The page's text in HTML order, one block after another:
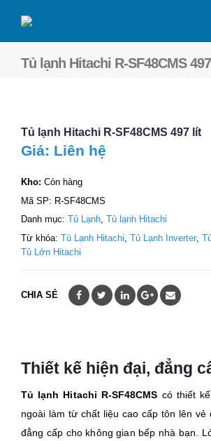
Tủ lạnh Hitachi R-SF48CMS
Tủ lạnh Hitachi R-SF48CMS 497 lít
Giá: Liên hệ
Kho: Còn hàng
Mã SP: R-SF48CMS
Danh mục: Tủ Lạnh, Tủ lạnh Hitachi
Từ khóa: Tủ Lạnh Hitachi Tủ Lạnh Inverter
Tủ Lớn Hitachi
CHIA SẺ
Thiết kế hiện đại, đẳng
Tủ lạnh Hitachi R-SF48CMS có thiết
ngoài làm từ chất liệu cao cấp tôn lên vẻ
đẳng cấp cho không gian bếp nhà bạn.